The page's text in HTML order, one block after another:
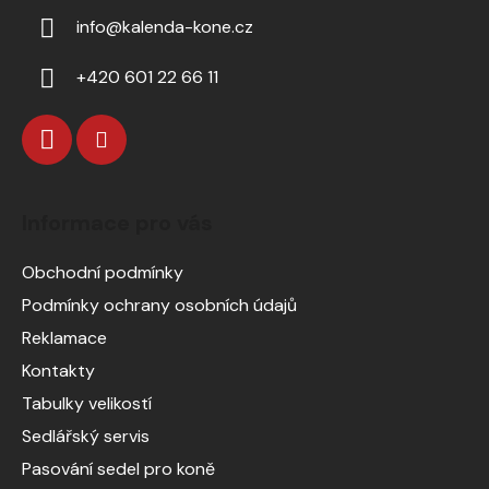
info@kalenda-kone.cz
+420 601 22 66 11
Obchodní podmínky
Podmínky ochrany osobních údajů
Reklamace
Kontakty
Tabulky velikostí
Sedlářský servis
Pasování sedel pro koně